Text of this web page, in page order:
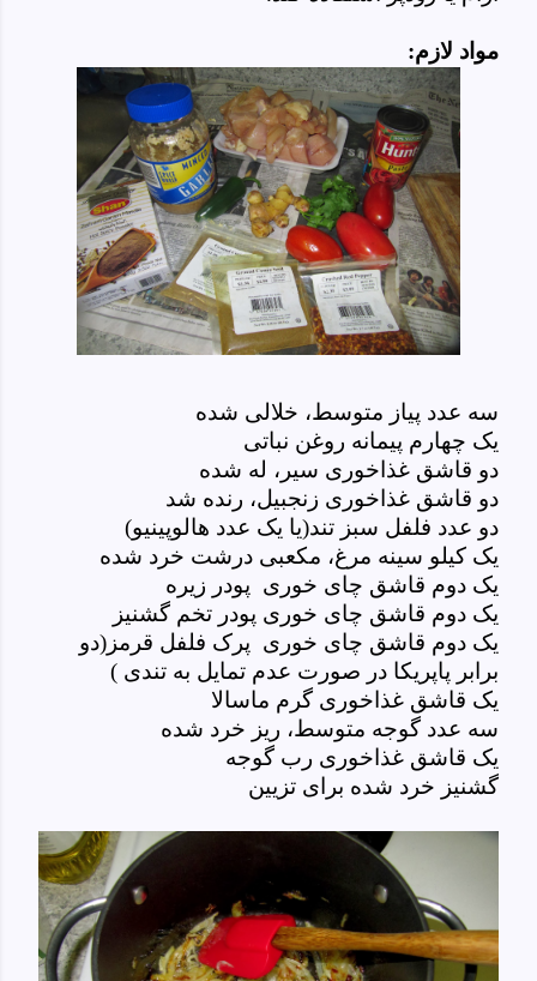
مواد لازم:
سه عدد پیاز متوسط، خلالی شده
یک چهارم پیمانه روغن نباتی
دو قاشق غذاخوری سیر، له شده
دو قاشق غذاخوری زنجبیل، رنده شد
دو عدد فلفل سبز تند(یا یک عدد هالوپینیو)
یک کیلو سینه مرغ، مکعبی درشت خرد شده
یک دوم قاشق چای خوری پودر زیره
یک دوم قاشق چای خوری پودر تخم گشنیز
یک دوم قاشق چای خوری پرک فلفل قرمز(دو
برابر پاپریکا در صورت عدم تمایل به تندی )
یک قاشق غذاخوری گرم ماسالا
سه عدد گوجه متوسط، ریز خرد شده
یک قاشق غذاخوری رب گوجه
گشنیز خرد شده برای تزیین